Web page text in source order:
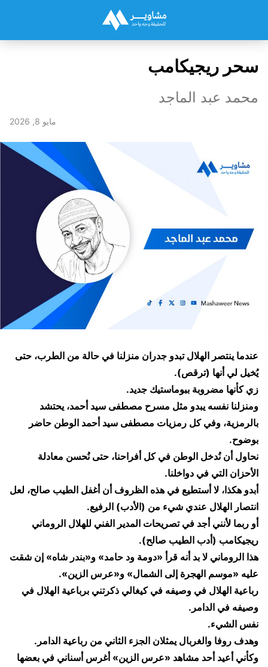
​سحر ريجيكامب
محمد عبد الماجد
مايو 8, 2026
عندما ينتصر الهلال تبدو جدران منزلنا في حالة من الطرب، حتى
يُخيل لي أنها (ترقص).
زي كأنها مضروبة ببوماستيك جديد.
ومنزلنا نفسه يبدو مثل مسرح مصطفى سيد أحمد، يحتشد
بالرمزية، وفي كل رمزيات مصطفى سيد أحمد الوطن حاضر
بوضوح.
نحاول أن نُدخل الوطن في كل أفراحنا، حتى نُحسن معادلة
الأحزان التي في دواخلنا.
أبدو هكذا، لا أستطيع في هذه الظروف أن أغفل الطيب صالح، لعل
انتصار الهلال عندي شيء من (الأدب) الرفيع.
أو ربما لأنني أجد في تصريحات المدير الفني للهلال الروماني
ريجيكامب (أدب الطيب صالح).
هذا الروماني لا بد أنه قرأ «دومة ود حامد» و«بندر شاه» إن شقت
عليه «موسم الهجرة إلى الشمال» و«عرس الزين».
رباعية الهلال في وصيفه في كيغالي ذكرتني برباعية الهلال في
وصيفه في الدامر.
نفس الشيء.
وهدف روفا والغربال يمثلان الجزء الثاني من رباعية الدامر.
وكأني أعيد أحد مشاهد «عرس الزين» أغرس أسناني في بعضها